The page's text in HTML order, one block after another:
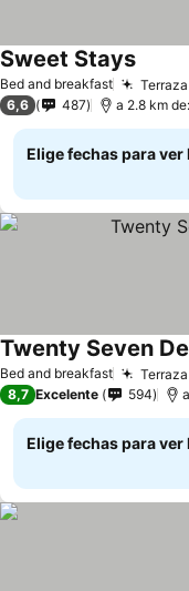
Bed and breakfast
Sweet Stays
6,6 487 a 2.8 km
Elige fechas para
Bed and breakfast
Twenty Seven
8,7 Excelente 594
Elige fechas para